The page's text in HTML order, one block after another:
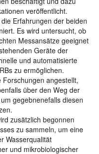
veröffentlicht.
Erfahrungen der beiden
Es wird untersucht, ob
Messansätze geeignet
Geräte der
und automatisierte
zu ermöglichen.
angestellt,
über den Weg der
gegebnenefalls diesen
zusätzlich begonnen
zu sammeln, um eine
Wasserqualität
und mikrobiologischer